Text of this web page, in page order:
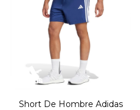
Short De Hombre Adidas